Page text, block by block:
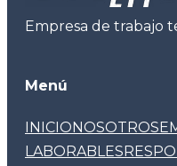
Empresa de trabajo
Menú
INICIO NOSOTROS
LABORABLES